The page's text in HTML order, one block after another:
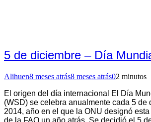
5 de diciembre – Día
Alihuen8 meses atrás8 meses atrás02 minutos
El origen del día internacional El Día
(WSD) se celebra anualmente cada 5 de
2014, año en el que la ONU designó
de la FAO un año atrás. Se decidió el 5